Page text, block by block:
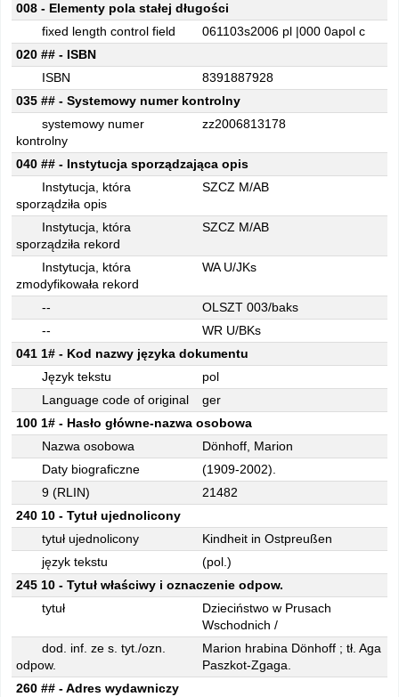
008 - Elementy pola stałej długości
fixed length control field
061103s2006 pl |000 0apol c
020 ## - ISBN
ISBN
8391887928
035 ## - Systemowy numer kontrolny
systemowy numer
kontrolny
zz2006813178
040 ## - Instytucja sporządzająca opis
Instytucja, która
sporządziła opis
SZCZ M/AB
Instytucja, która
sporządziła rekord
SZCZ M/AB
Instytucja, która
zmodyfikowała rekord
WA U/JKs
--
OLSZT 003/baks
--
WR U/BKs
041 1# - Kod nazwy języka dokumentu
Język tekstu
pol
Language code of original
ger
100 1# - Hasło główne-nazwa osobowa
Nazwa osobowa
Dönhoff, Marion
Daty biograficzne
(1909-2002).
9 (RLIN)
21482
240 10 - Tytuł ujednolicony
tytuł ujednolicony
Kindheit in Ostpreußen
język tekstu
(pol.)
245 10 - Tytuł właściwy i oznaczenie odpow.
tytuł
Dzieciństwo w Prusach
Wschodnich /
dod. inf. ze s. tyt./ozn.
odpow.
Marion hrabina Dönhoff ; tł. Aga
Paszkot-Zgaga.
260 ## - Adres wydawniczy